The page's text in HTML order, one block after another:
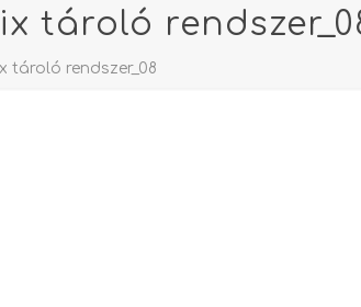
tároló
tároló rendszer_08